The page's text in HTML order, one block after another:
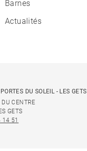
Barnes
Actualités
DU SOLEIL - LES GETS
CENTRE
GETS
51